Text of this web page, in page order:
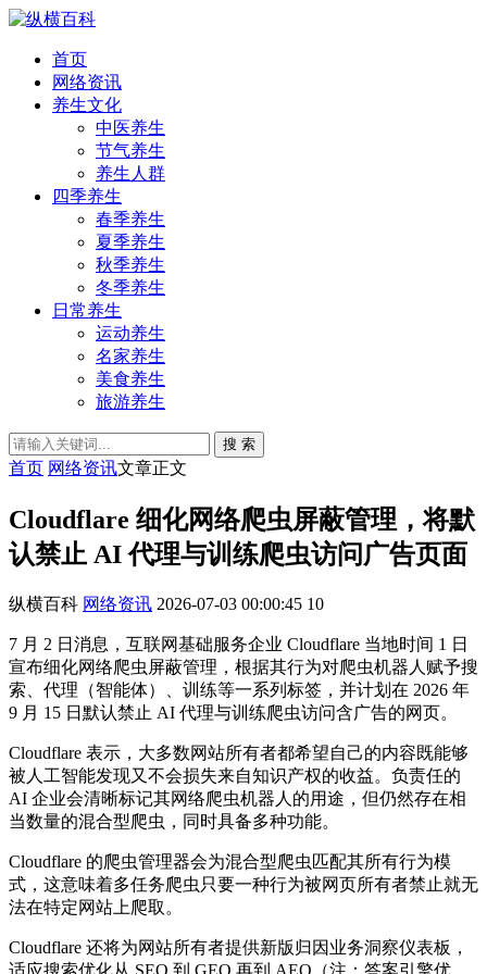
首页
网络资讯
养生文化
中医养生
节气养生
养生人群
四季养生
春季养生
夏季养生
秋季养生
冬季养生
日常养生
运动养生
名家养生
美食养生
旅游养生
搜 索
首页 网络资讯文章正文
Cloudflare 细化网络爬虫屏蔽管理，将默
认禁止 AI 代理与训练爬虫访问广告页面
纵横百科 网络资讯 2026-07-03 00:00:45 10
7 月 2 日消息，互联网基础服务企业 Cloudflare 当地时间 1 日
宣布细化网络爬虫屏蔽管理，根据其行为对爬虫机器人赋予搜
索、代理（智能体）、训练等一系列标签，并计划在 2026 年
9 月 15 日默认禁止 AI 代理与训练爬虫访问含广告的网页。
Cloudflare 表示，大多数网站所有者都希望自己的内容既能够
被人工智能发现又不会损失来自知识产权的收益。负责任的
AI 企业会清晰标记其网络爬虫机器人的用途，但仍然存在相
当数量的混合型爬虫，同时具备多种功能。
Cloudflare 的爬虫管理器会为混合型爬虫匹配其所有行为模
式，这意味着多任务爬虫只要一种行为被网页所有者禁止就无
法在特定网站上爬取。
Cloudflare 还将为网站所有者提供新版归因业务洞察仪表板，
适应搜索优化从 SEO 到 GEO 再到 AEO（注：答案引擎优